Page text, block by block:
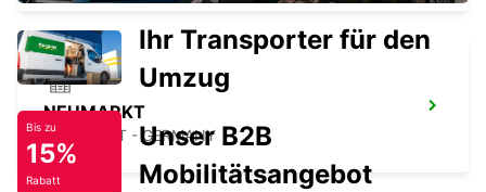
NEUMARKT
NEUMARKT - GERMANY
Ihr Transporter für den
Umzug
Bis zu
15%
Rabatt
Unser B2B
Mobilitätsangebot